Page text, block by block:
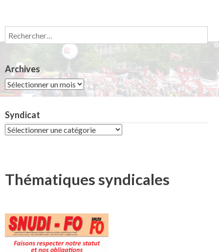
Rechercher :
Archives
Archives
Syndicat
Syndicat
Thématiques syndicales